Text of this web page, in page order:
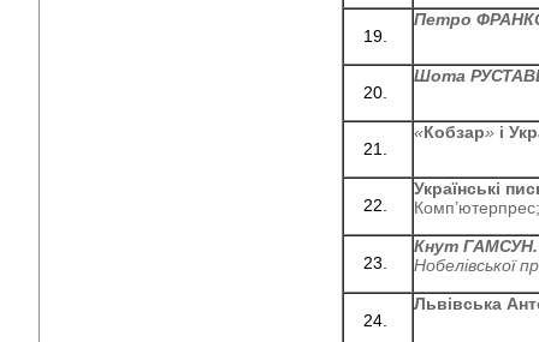
Петро
Шота
«Кобзар» і
Українські
Кнут
Нобелівської
Львівська